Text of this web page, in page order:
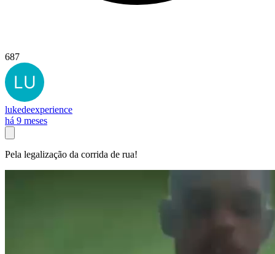
687
lukedeexperience
há 9 meses
Pela legalização da corrida de rua!